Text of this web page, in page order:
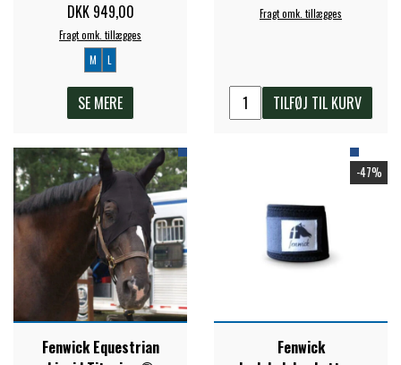
PREMIER EQUINE INSEKTBESKYTTELSE
DKK 949,00
Fragt omk. tillægges
M
L
SE MERE
Fragt omk. tillægges
TILFØJ TIL KURV
Fenwick Equestrian
-47%
Fenwick